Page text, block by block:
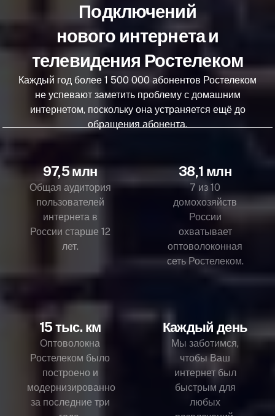
Подключений
нового интернета и
телевидения Ростелеком
Каждый год более 1 500 000 абонентов Ростелеком
не успевают заметить проблему с домашним
интернетом, поскольку она устраняется ещё до
обращения абонента.
97,5 млн
Общая аудитория
пользователей
интернета в
России старше 12
лет.
38,1 млн
7 из 10
домохозяйств
России
охватывает
оптоволоконная
сеть Ростелеком.
15 тыс. км
Оптоволокна
Ростелеком было
построено и
модернизированно
за последние три
Каждый день
Мы заботимся,
чтобы Ваш
интернет был
быстрым для
любых